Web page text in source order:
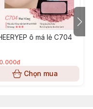
– sử dụng hằng
thể dùng riêng từng
độ phù hợp.
ô má lẻ C704
Chọn mua